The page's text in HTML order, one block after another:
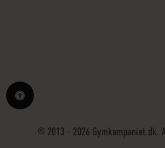
© 2013 - 2026 Gymkompaniet.dk.